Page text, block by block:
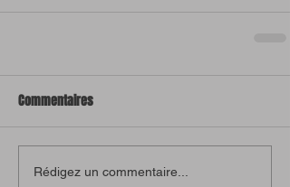
Commentaires
Rédigez un commentaire...